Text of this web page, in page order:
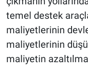
temel destek
maliyetlerinin
maliyetlerinin
maliyetin